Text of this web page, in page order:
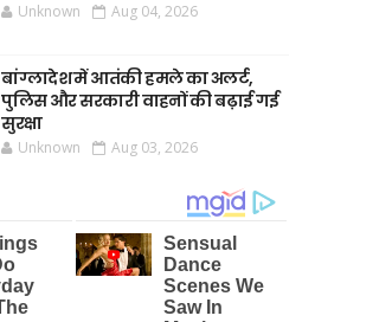
Unknown Aug 04, 2026
बांग्लादेश में आतंकी हमले का अलर्ट,
पुलिस और सरकारी वाहनों की बढ़ाई गई
सुरक्षा
Unknown Aug 03, 2026